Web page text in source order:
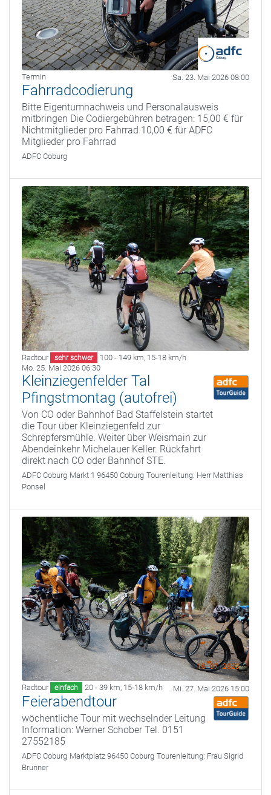
Termin Sa. 23. Mai 2026 08:00
Fahrradcodierung
Bitte Eigentumnachweis und Personalausweis
mitbringen Die Codiergebühren betragen: 15,00 € für
Nichtmitglieder pro Fahrrad 10,00 € für ADFC
Mitglieder pro Fahrrad
ADFC Coburg
Radtour sehr schwer 100 - 149 km, 15-18 km/h
Mo. 25. Mai 2026 06:30
Kleinziegenfelder Tal
Pfingstmontag (autofrei)
Von CO oder Bahnhof Bad Staffelstein startet
die Tour über Kleinziegenfeld zur
Schrepfersmühle. Weiter über Weismain zur
Abendeinkehr Michelauer Keller. Rückfahrt
direkt nach CO oder Bahnhof STE.
ADFC Coburg Markt 1 96450 Coburg Tourenleitung: Herr Matthias
Ponsel
Radtour einfach 20 - 39 km, 15-18 km/h Mi. 27. Mai 2026 15:00
Feierabendtour
wöchentliche Tour mit wechselnder Leitung
Information: Werner Schober Tel. 0151
27552185
ADFC Coburg Marktplatz 96450 Coburg Tourenleitung: Frau Sigrid
Brunner